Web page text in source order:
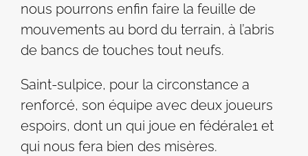
nous pourrons enfin faire la feuille de
mouvements au bord du terrain, à l’abris
de bancs de touches tout neufs.
Saint-sulpice, pour la circonstance a
renforcé, son équipe avec deux joueurs
espoirs, dont un qui joue en fédérale1 et
qui nous fera bien des misères.